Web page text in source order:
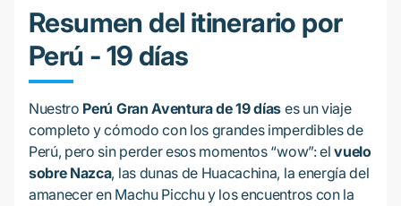
Resumen del itinerario por
Perú - 19 días
Nuestro Perú Gran Aventura de 19 días es un viaje
completo y cómodo con los grandes imperdibles de
Perú, pero sin perder esos momentos “wow”: elvuelo
sobre Nazca, las dunas de Huacachina, la energía del
amanecer en Machu Picchu y los encuentros con la